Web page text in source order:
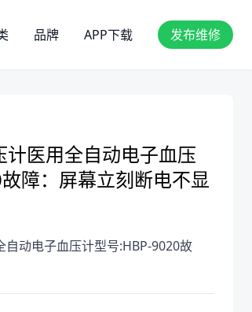
品牌 APP下载 发布维修
医用全自动电子血压
障：屏幕立刻断电不显
动电子血压计型号:HBP-9020故